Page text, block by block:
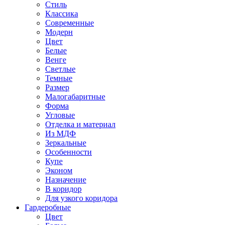
Стиль
Классика
Современные
Модерн
Цвет
Белые
Венге
Светлые
Темные
Размер
Малогабаритные
Форма
Угловые
Отделка и материал
Из МДФ
Зеркальные
Особенности
Купе
Эконом
Назначение
В коридор
Для узкого коридора
Гардеробные
Цвет